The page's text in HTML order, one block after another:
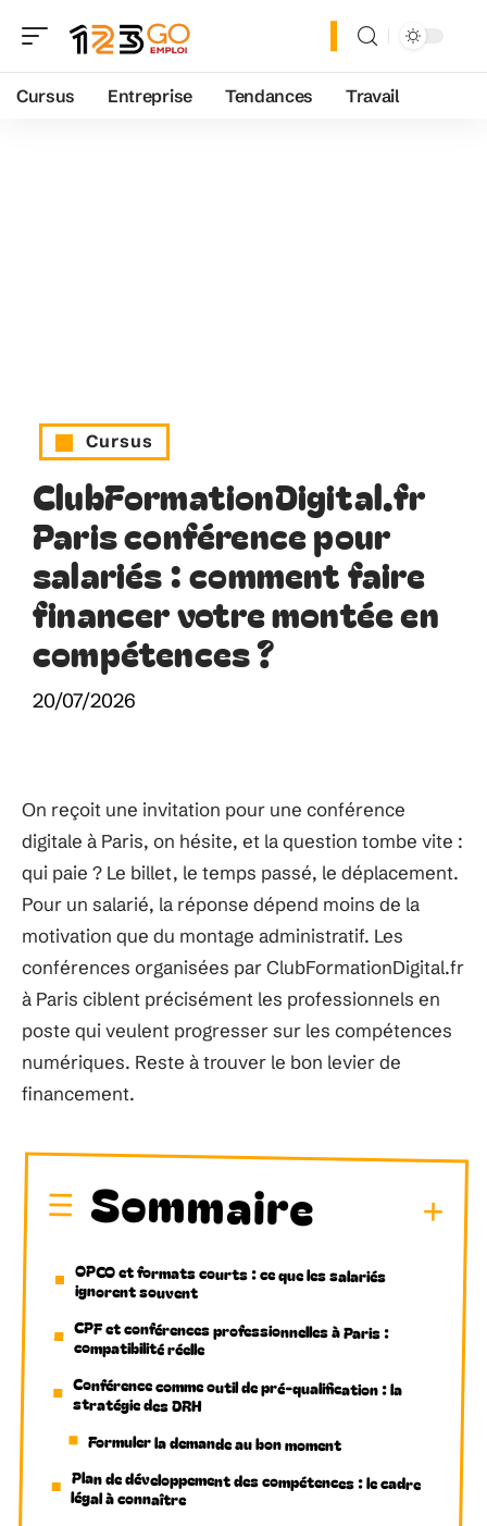
Cursus Entreprise Tendances Travail
Cursus
ClubFormationDigital.fr
Paris conférence pour
salariés : comment faire
financer votre montée en
compétences ?
20/07/2026
On reçoit une invitation pour une conférence
digitale à Paris, on hésite, et la question tombe vite :
qui paie ? Le billet, le temps passé, le déplacement.
Pour un salarié, la réponse dépend moins de la
motivation que du montage administratif. Les
conférences organisées par ClubFormationDigital.fr
à Paris ciblent précisément les professionnels en
poste qui veulent progresser sur les compétences
numériques. Reste à trouver le bon levier de
financement.
Sommaire
OPCO et formats courts : ce que les salariés
ignorent souvent
CPF et conférences professionnelles à Paris :
compatibilité réelle
Conférence comme outil de pré-qualification : la
stratégie des DRH
Formuler la demande au bon moment
Plan de développement des compétences : le cadre
légal à connaître